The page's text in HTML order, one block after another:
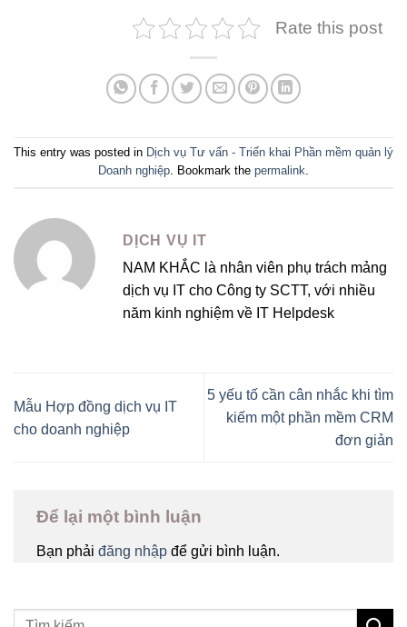
Rate this post
This entry was posted in Dịch vụ Tư vấn - Triển khai Phần mềm quản lý
Doanh nghiệp. Bookmark the permalink.
DỊCH VỤ IT
NAM KHẮC là nhân viên phụ trách mảng
dịch vụ IT cho Công ty SCTT, với nhiều
năm kinh nghiệm về IT Helpdesk
Mẫu Hợp đồng dịch vụ IT
cho doanh nghiệp
5 yếu tố cần cân nhắc khi tìm
kiếm một phần mềm CRM
đơn giản
Để lại một bình luận
Bạn phải đăng nhập để gửi bình luận.